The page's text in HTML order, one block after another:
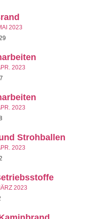
2023
2023
2023
Strohballen
2023
2023